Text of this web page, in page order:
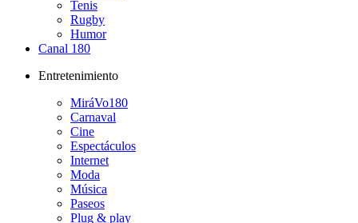
Tenis
Rugby
Humor
Canal 180
Entretenimiento
MiráVo180
Carnaval
Cine
Espectáculos
Internet
Moda
Música
Paseos
Plug & play